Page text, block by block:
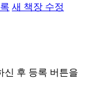
새 책장 수정
신 후 등록 버튼을